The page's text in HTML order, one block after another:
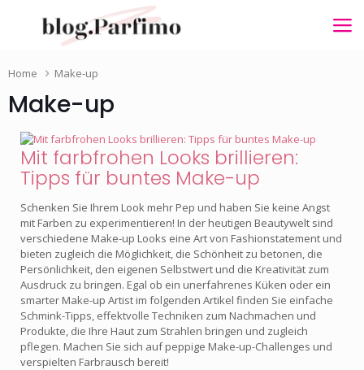
Home Make-up
Make-up
Mit farbfrohen Looks brillieren:
Tipps für buntes Make-up
Schenken Sie Ihrem Look mehr Pep und haben Sie keine Angst
mit Farben zu experimentieren! In der heutigen Beautywelt sind
verschiedene Make-up Looks eine Art von Fashionstatement und
bieten zugleich die Möglichkeit, die Schönheit zu betonen, die
Persönlichkeit, den eigenen Selbstwert und die Kreativität zum
Ausdruck zu bringen. Egal ob ein unerfahrenes Küken oder ein
smarter Make-up Artist im folgenden Artikel finden Sie einfache
Schmink-Tipps, effektvolle Techniken zum Nachmachen und
Produkte, die Ihre Haut zum Strahlen bringen und zugleich
pflegen. Machen Sie sich auf peppige Make-up-Challenges und
verspielten Farbrausch bereit!